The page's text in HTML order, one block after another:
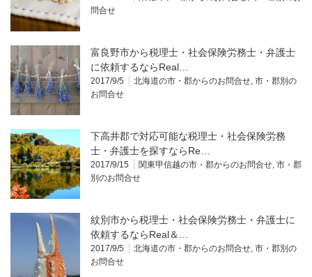
問合せ
富良野市から税理士・社会保険労務士・弁護士
に依頼するならReal…
2017/9/5 北海道の市・郡からのお問合せ, 市・郡別の
お問合せ
下高井郡で対応可能な税理士・社会保険労務
士・弁護士を探すならRe…
2017/9/15 関東甲信越の市・郡からのお問合せ, 市・郡
別のお問合せ
紋別市から税理士・社会保険労務士・弁護士に
依頼するならReal＆…
2017/9/5 北海道の市・郡からのお問合せ, 市・郡別の
お問合せ